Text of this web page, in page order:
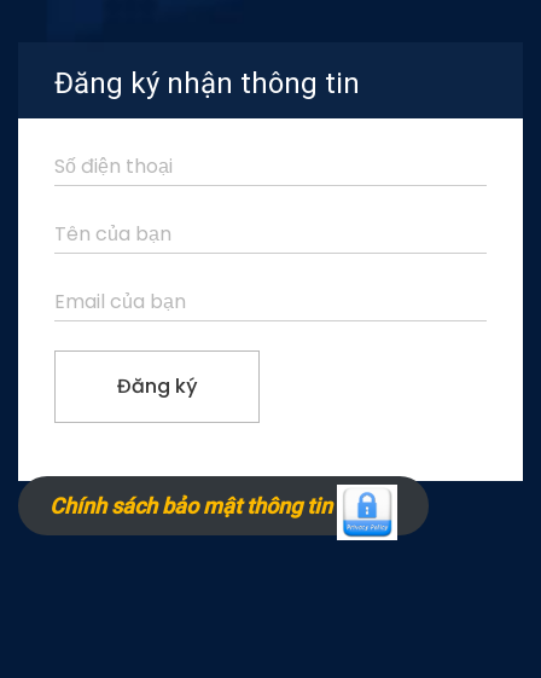
Đăng ký nhận thông tin
Chính sách bảo mật thông tin